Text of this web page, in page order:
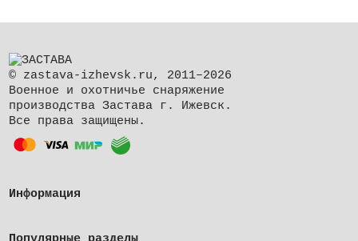
© zastava-izhevsk.ru, 2011–2026
Военное и охотничье снаряжение
производства Застава г. Ижевск.
Все права защищены.
Информация